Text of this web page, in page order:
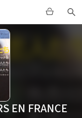
EN FRANCE